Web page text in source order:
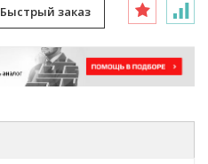
Быстрый заказ